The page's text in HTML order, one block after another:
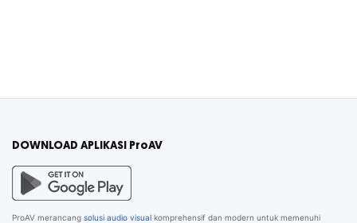
DOWNLOAD APLIKASI ProAV
ProAV merancang solusi audio visual komprehensif dan modern untuk memenuhi